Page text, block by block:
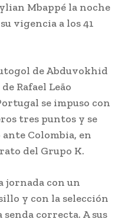
Mbappé la noche
vigencia a los 41
de Abduvokhid
Rafael Leão
se impuso con
tres puntos y se
Colombia, en
del Grupo K.
jornada con un
y con la selección
correcta. A sus